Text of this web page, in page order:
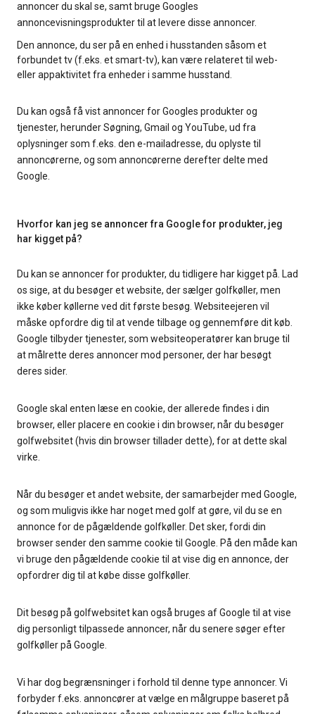
annoncer du skal se, samt bruge Googles
annoncevisningsprodukter til at levere disse annoncer.
Den annonce, du ser på en enhed i husstanden såsom et
forbundet tv (f.eks. et smart-tv), kan være relateret til web-
eller appaktivitet fra enheder i samme husstand.
Du kan også få vist annoncer for Googles produkter og
tjenester, herunder Søgning, Gmail og YouTube, ud fra
oplysninger som f.eks. den e-mailadresse, du oplyste til
annoncørerne, og som annoncørerne derefter delte med
Google.
Hvorfor kan jeg se annoncer fra Google for produkter, jeg
har kigget på?
Du kan se annoncer for produkter, du tidligere har kigget på. Lad
os sige, at du besøger et website, der sælger golfkøller, men
ikke køber køllerne ved dit første besøg. Websiteejeren vil
måske opfordre dig til at vende tilbage og gennemføre dit køb.
Google tilbyder tjenester, som websiteoperatører kan bruge til
at målrette deres annoncer mod personer, der har besøgt
deres sider.
Google skal enten læse en cookie, der allerede findes i din
browser, eller placere en cookie i din browser, når du besøger
golfwebsitet (hvis din browser tillader dette), for at dette skal
virke.
Når du besøger et andet website, der samarbejder med Google,
og som muligvis ikke har noget med golf at gøre, vil du se en
annonce for de pågældende golfkøller. Det sker, fordi din
browser sender den samme cookie til Google. På den måde kan
vi bruge den pågældende cookie til at vise dig en annonce, der
opfordrer dig til at købe disse golfkøller.
Dit besøg på golfwebsitet kan også bruges af Google til at vise
dig personligt tilpassede annoncer, når du senere søger efter
golfkøller på Google.
Vi har dog begrænsninger i forhold til denne type annoncer. Vi
forbyder f.eks. annoncører at vælge en målgruppe baseret på